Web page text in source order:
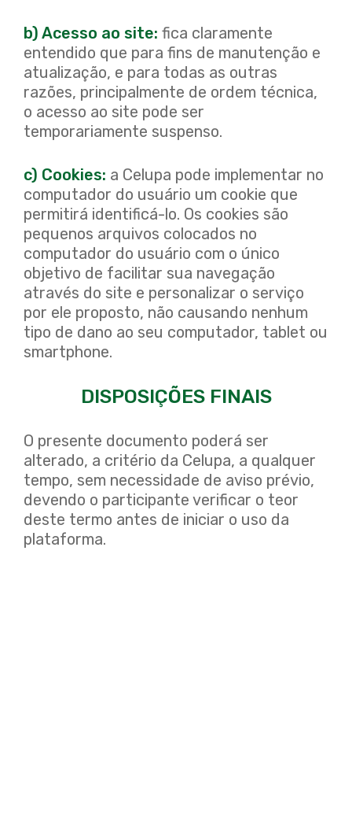
b) Acesso ao site: fica claramente
entendido que para fins de manutenção e
atualização, e para todas as outras
razões, principalmente de ordem técnica,
o acesso ao site pode ser
temporariamente suspenso.
c) Cookies: a Celupa pode implementar no
computador do usuário um cookie que
permitirá identificá-lo. Os cookies são
pequenos arquivos colocados no
computador do usuário com o único
objetivo de facilitar sua navegação
através do site e personalizar o serviço
por ele proposto, não causando nenhum
tipo de dano ao seu computador, tablet ou
smartphone.
DISPOSIÇÕES FINAIS
O presente documento poderá ser
alterado, a critério da Celupa, a qualquer
tempo, sem necessidade de aviso prévio,
devendo o participante verificar o teor
deste termo antes de iniciar o uso da
plataforma.